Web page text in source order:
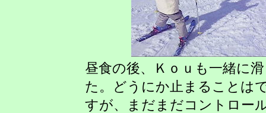
昼食の後、Ｋｏｕも一緒に
た。どうにか止まることは
すが、まだまだコントロー